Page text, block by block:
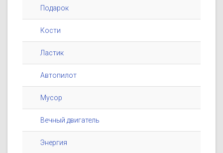
Подарок
Кости
Ластик
Автопилот
Мусор
Вечный двигатель
Энергия